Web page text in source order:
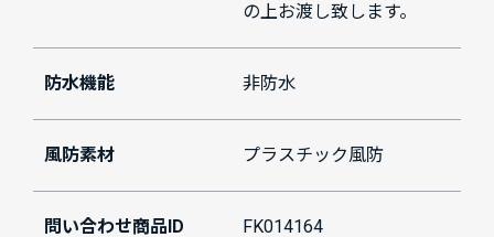
の上お渡し致します。
防水機能 非防水
風防素材 プラスチック風防
問い合わせ商品ID FK014164